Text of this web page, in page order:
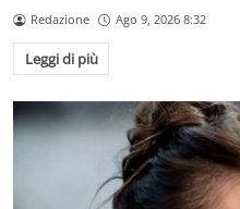
Redazione Ago 9, 2026 8:32
Leggi di più